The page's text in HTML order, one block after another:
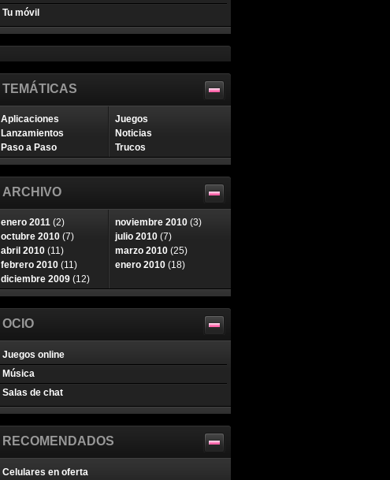
Tu móvil
TEMÁTICAS
Aplicaciones
Juegos
Lanzamientos
Noticias
Paso a Paso
Trucos
ARCHIVO
enero 2011 (2) noviembre 2010 (3)
octubre 2010 (7) julio 2010 (7)
abril 2010 (11) marzo 2010 (25)
febrero 2010 (11) enero 2010 (18)
diciembre 2009 (12)
OCIO
Juegos online
Música
Salas de chat
RECOMENDADOS
Celulares en oferta